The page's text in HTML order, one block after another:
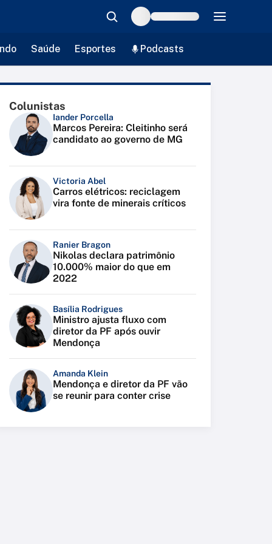
Saúde Esportes Podcasts
Colunistas
Iander Porcella
Marcos Pereira: Cleitinho será
candidato ao governo de MG
Victoria Abel
Carros elétricos: reciclagem
vira fonte de minerais críticos
Ranier Bragon
Nikolas declara patrimônio
10.000% maior do que em
2022
Basília Rodrigues
Ministro ajusta fluxo com
diretor da PF após ouvir
Mendonça
Amanda Klein
Mendonça e diretor da PF vão
se reunir para conter crise